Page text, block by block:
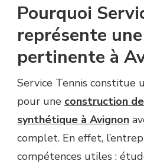
Pourquoi
représente
pertinente à
Service Tennis constitue
pour une construction
synthétique à Avignon
complet. En effet,
compétences utiles :